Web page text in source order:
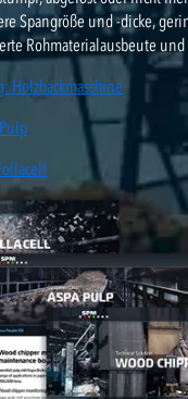
Spangröße und -dicke,
Rohmaterialausbeute
Holzhackmaschine